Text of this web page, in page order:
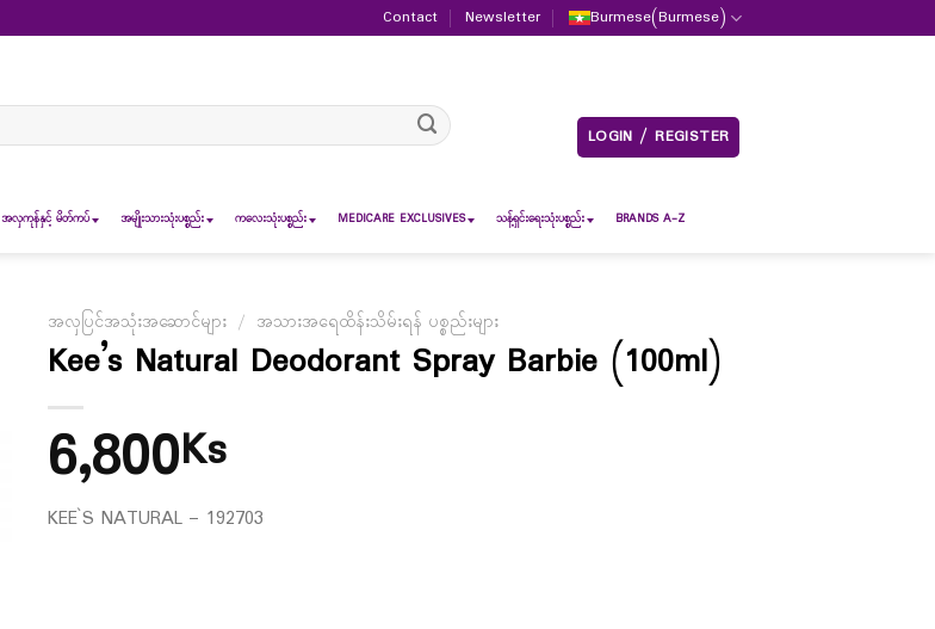
Contact Newsletter Burmese(Burmese)
LOGIN / REGISTER
အလှကုန်နှင့် မိတ်ကပ် အမျိုးသားသုံးပစ္စည်း ကလေးသုံးပစ္စည်း MEDICARE EXCLUSIVES သန့်ရှင်းရေးသုံးပစ္စည်း BRANDS A-Z
အလှပြင်အသုံးအဆောင်များ / အသားအရေထိန်းသိမ်းရန် ပစ္စည်းများ
Kee’s Natural Deodorant Spray Barbie (100ml)
6,800Ks
KEE`S NATURAL – 192703